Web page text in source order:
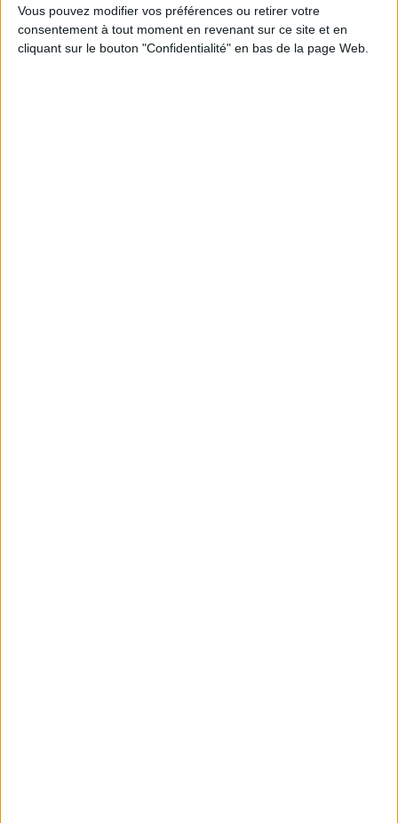
Vous pouvez modifier vos préférences ou retirer votre
consentement à tout moment en revenant sur ce site et en
cliquant sur le bouton "Confidentialité" en bas de la page Web.
À LIRE SUR ARCHIMAG